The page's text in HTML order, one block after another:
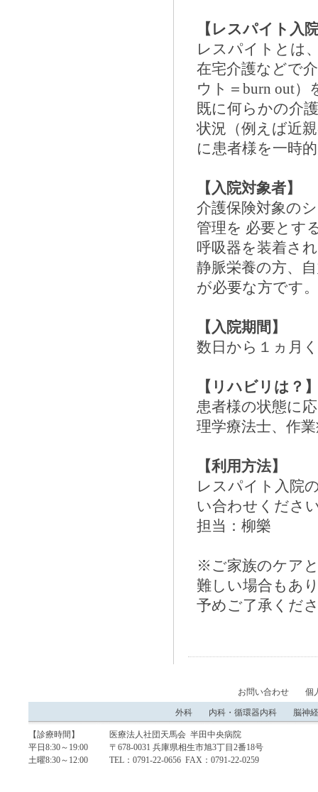
【レスパイト入
レスパイトとは
在宅介護などで
ウト＝burn out
既に何らかの介
状況（例えば近
に患者様を一時
【入院対象者】
介護保険対象の
管理を 必要とす
呼吸器を装着さ
静脈栄養の方、
が必要な方です。
【入院期間】
数日から１ヵ月
【リハビリは？
患者様の状態に
理学療法士、作
【利用方法】
レスパイト入院
い合わせくださ
担当：柳樂
※ご家族のケア
難しい場合もあ
予めご了承くだ
お問い合わせ 個
外科 内科・循環器内科 脳神
【診療時間】
平日8:30～19:00
土曜8:30～12:00
医療法人社団天馬会 半田中央病院
〒678-0031 兵庫県相生市旭3丁目2番18号
TEL：0791-22-0656 FAX：0791-22-0259